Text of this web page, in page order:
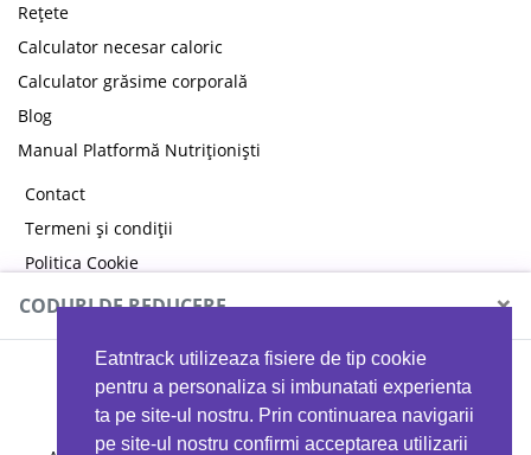
Eatntrack utilizeaza fisiere de tip cookie
pentru a personaliza si imbunatati experienta
ta pe site-ul nostru. Prin continuarea navigarii
pe site-ul nostru confirmi acceptarea utilizarii
Rețete
Calculator necesar caloric
Calculator grăsime corporală
Blog
Manual Platformă Nutriționiști
Contact
Termeni și condiții
Politica Cookie
Politica de confidențialitate
CODURI DE REDUCERE ×
MYPROTEIN